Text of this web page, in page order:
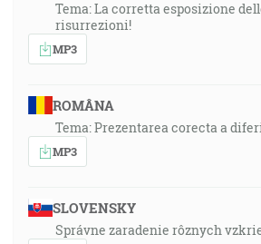
Tema: La corretta esposizione
risurrezioni!
MP3
ROMÂNA
Tema: Prezentarea corecta a
MP3
SLOVENSKY
Správne zaradenie rôznych